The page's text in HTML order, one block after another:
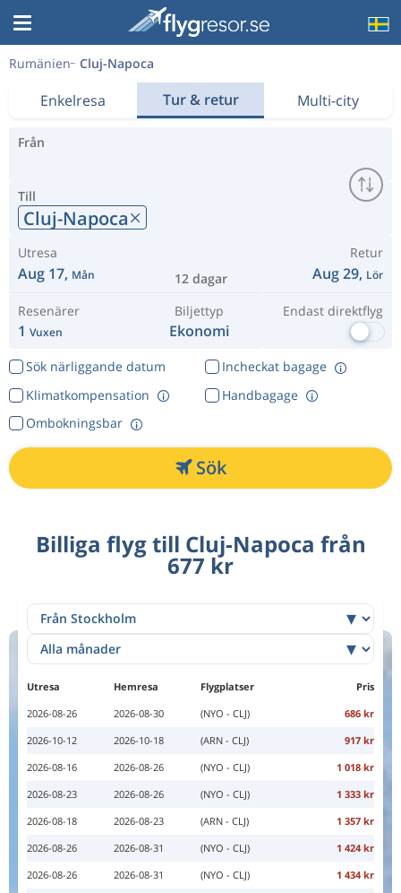
Rumänien Cluj-Napoca
Enkelresa Tur & retur Multi-city
Från
Till
Cluj-Napoca
Utresa
Aug 17, Mån 12 dagar
Retur
Aug 29, Lör
Resenärer
1 Vuxen
Biljettyp
Ekonomi
Endast direktflyg
Sök närliggande datum
Incheckat bagage
Klimatkompensation
Ombokningsbar
Handbagage
Sök
Billiga flyg till Cluj-Napoca från
677 kr
Utresa Hemresa Flygplatser
Pris
2026-08-26
2026-08-30 (NYO - CLJ)
686 kr
2026-10-12
2026-10-18 (ARN - CLJ)
917 kr
2026-08-16
2026-08-26 (NYO - CLJ)
1 018 kr
2026-08-23
2026-08-26 (NYO - CLJ)
1 333 kr
2026-08-18
2026-08-23 (ARN - CLJ)
1 357 kr
2026-08-26
2026-08-31 (NYO - CLJ)
1 424 kr
2026-08-26
2026-08-31 (NYO - CLJ)
1 434 kr